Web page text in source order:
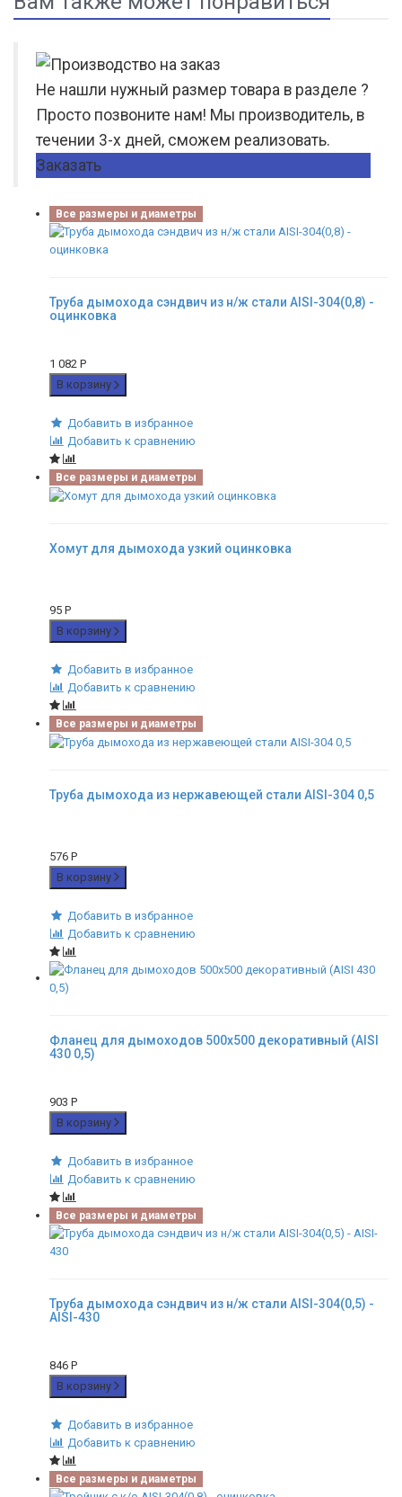
Не нашли нужный размер товара в разделе ?
Просто позвоните нам! Мы производитель, в
течении 3-х дней, сможем реализовать.
Заказать
Все размеры и диаметры
Труба дымохода сэндвич из н/ж стали AISI-304(0,8) -
оцинковка
1 082 Р
В корзину
Добавить в избранное
Добавить к сравнению
Все размеры и диаметры
Хомут для дымохода узкий оцинковка
95 Р
В корзину
Добавить в избранное
Добавить к сравнению
Все размеры и диаметры
Труба дымохода из нержавеющей стали AISI-304 0,5
576 Р
В корзину
Добавить в избранное
Добавить к сравнению
Фланец для дымоходов 500х500 декоративный (AISI
430 0,5)
903 Р
В корзину
Добавить в избранное
Добавить к сравнению
Все размеры и диаметры
Труба дымохода сэндвич из н/ж стали AISI-304(0,5) -
AISI-430
846 Р
В корзину
Добавить в избранное
Добавить к сравнению
Все размеры и диаметры